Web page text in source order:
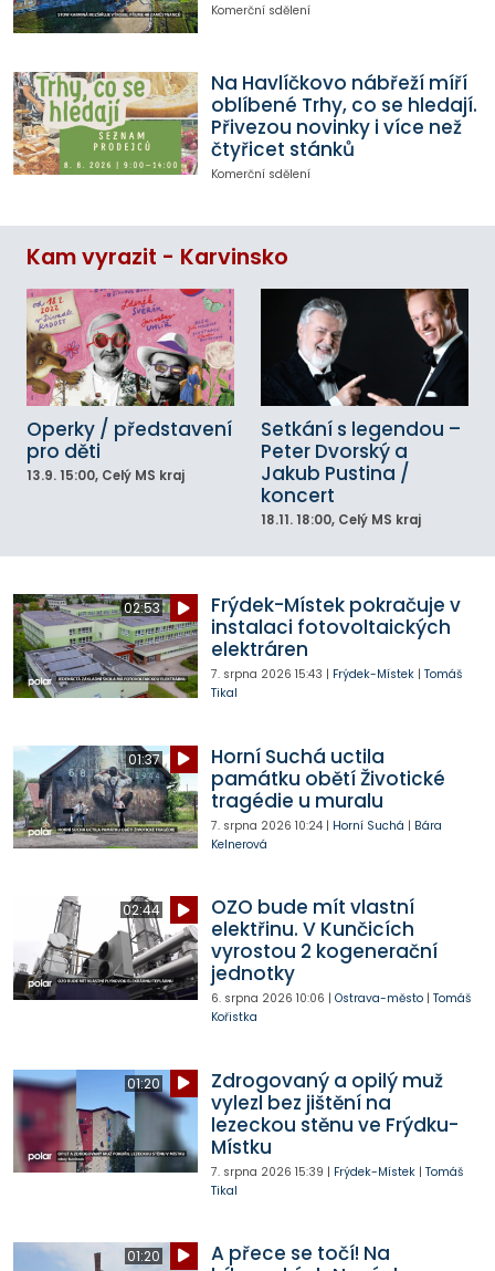
Komerční sdělení
Na Havlíčkovo nábřeží míří
oblíbené Trhy, co se hledají.
Přivezou novinky i více než
čtyřicet stánků
Komerční sdělení
Kam vyrazit - Karvinsko
Operky / představení
pro děti
13.9. 15:00, Celý MS kraj
Setkání s legendou –
Peter Dvorský a
Jakub Pustina /
koncert
18.11. 18:00, Celý MS kraj
02:53
Frýdek-Místek pokračuje v
instalaci fotovoltaických
elektráren
7. srpna 2026 15:43 | Frýdek-Místek| Tomáš
Tikal
01:37
Horní Suchá uctila
památku obětí Životické
tragédie u muralu
7. srpna 2026 10:24| Horní Suchá | Bára
Kelnerová
02:44
OZO bude mít vlastní
elektřinu. V Kunčicích
vyrostou 2 kogenerační
jednotky
6. srpna 2026 10:06 | Ostrava-město| Tomáš
Kořistka
01:20
Zdrogovaný a opilý muž
vylezl bez jištění na
lezeckou stěnu ve Frýdku-
Místku
7. srpna 2026 15:39 | Frýdek-Místek| Tomáš
Tikal
01:20
A přece se točí! Na